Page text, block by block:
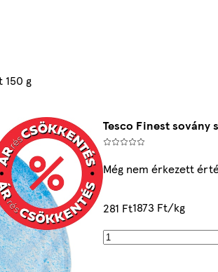
150 g
Tesco Finest sovány
Még nem érkezett
281 Ft1873 Ft/kg